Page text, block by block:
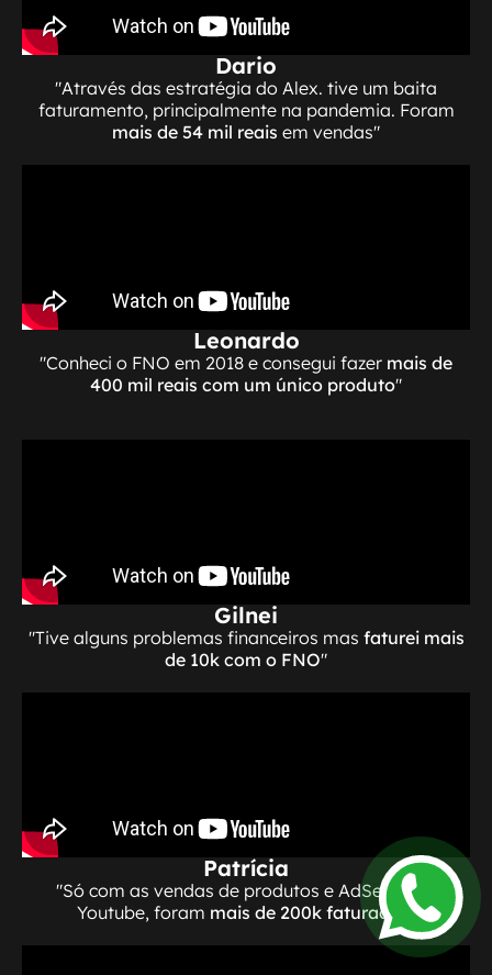
Dario
"Através das estratégia do Alex. tive um baita
faturamento, principalmente na pandemia. Foram
mais de 54 mil reais em vendas"
Leonardo
"Conheci o FNO em 2018 e consegui fazer mais de
400 mil reais com um único produto"
Gilnei
"Tive alguns problemas financeiros mas faturei mais
de 10k com o FNO"
Patrícia
"Só com as vendas de produtos e AdSense do
Youtube, foram mais de 200k faturados"